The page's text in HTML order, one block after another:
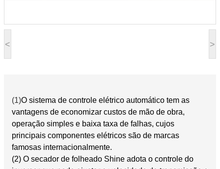
< >
(1)O sistema de controle elétrico automático tem as
vantagens de economizar custos de mão de obra,
operação simples e baixa taxa de falhas, cujos
principais componentes elétricos são de marcas
famosas internacionalmente.
(2) O secador de folheado Shine adota o controle do